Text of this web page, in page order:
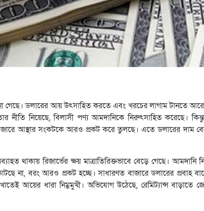
গেছে। ডলারের আয় উৎসাহিত করতে এবং খরচের লাগাম টানতে
নীতি নিয়েছে, বিলাসী পণ্য আমদানিকে নিরুৎসাহিত করেছে।
আস্থার সংকটকে আরও প্রকট করে তুলছে। এতে ডলারের দাম
থাকায় রিজার্ভের ক্ষয় মাত্রাতিরিক্তভাবে বেড়ে গেছে। আমদানি
না, বরং আরও প্রকট হচ্ছে। সাধারণত বাজারে ডলারের প্রবাহ
আয়ের ধারা নিম্নমুখী। অভিযোগ উঠেছে, রেমিট্যান্স বাড়াতে